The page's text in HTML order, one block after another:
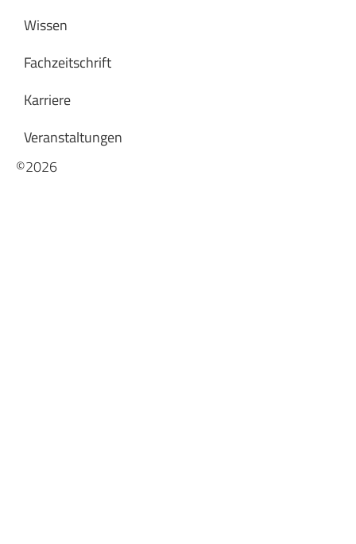
Wissen
Fachzeitschrift
Karriere
Veranstaltungen
©2026